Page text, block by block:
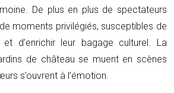
De plus en plus de spectateurs
moments privilégiés, susceptibles de
d’enrichir leur bagage culturel. La
de château se muent en scènes
s’ouvrent à l’émotion.